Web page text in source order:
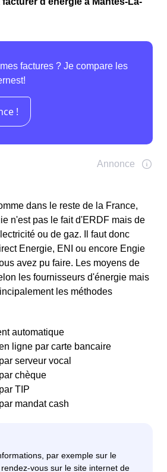
dans le reste de la France,
n'est pas le fait d'ERDF mais de
ou de gaz. Il faut donc
Energie, ENI ou encore Engie
avez pu faire. Les moyens de
les fournisseurs d'énergie mais
les méthodes
automatique
ligne par carte bancaire
serveur vocal
chèque
TIP
mandat cash